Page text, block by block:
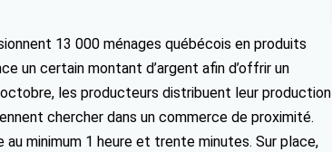
13 000 ménages québécois en produits
un certain montant d’argent afin d’offrir un
les producteurs distribuent leur production
chercher dans un commerce de proximité.
minimum 1 heure et trente minutes. Sur place,